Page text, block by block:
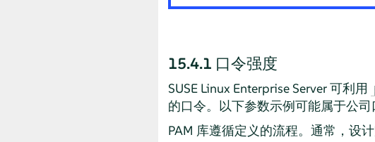
15.4.1 口令强度
SUSE Linux Enterprise Server可利用
的口令。以下参数示例可能属于公
PAM 库遵循定义的流程。通常，设